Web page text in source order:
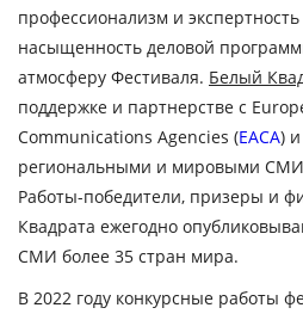
профессионализм и
насыщенность деловой
атмосферу Фестиваля. Белый
поддержке и партнерстве с
Communications Agencies (EACA)
региональными и мировыми СМИ
Работы-победители, призеры и
Квадрата ежегодно
СМИ более 35 стран мира.
В 2022 году конкурсные работы